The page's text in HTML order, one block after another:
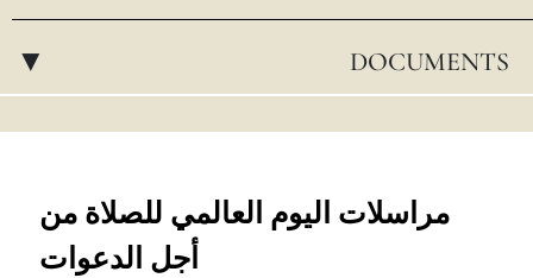
ESPAÑOL
中文
LATINE
DOCUMENTS
▸
مراسلات اليوم العالمي للصلاة من
أجل الدعوات